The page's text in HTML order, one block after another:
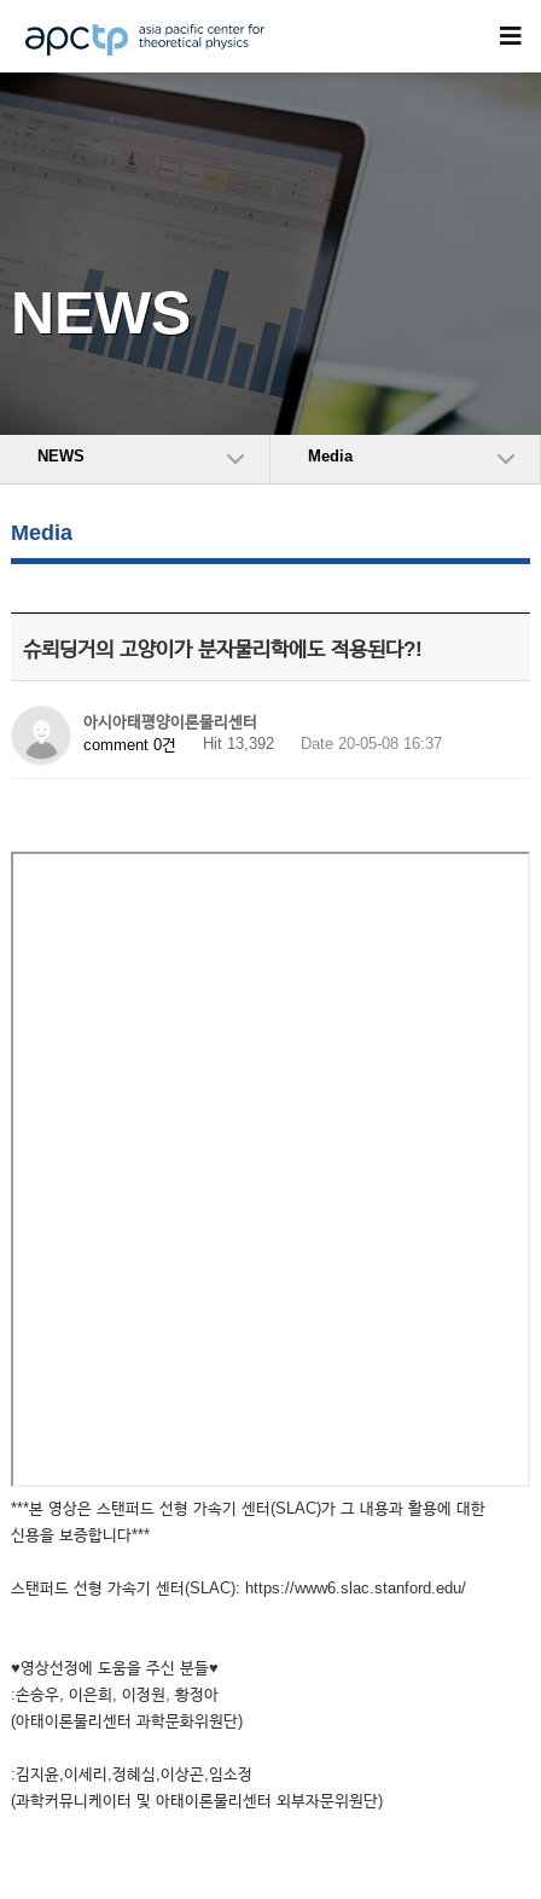
NEWS
NEWS Media
Media
슈뢰딩거의 고양이가 분자물리학에도 적용된다?!
아시아태평양이론물리센터
comment 0건
Hit 13,392 Date 20-05-08 16:37
***본 영상은 스탠퍼드 선형 가속기 센터(SLAC)가 그 내용과 활용에 대한
신용을 보증합니다***
스탠퍼드 선형 가속기 센터(SLAC): https://www6.slac.stanford.edu/
♥영상선정에 도움을 주신 분들♥
:손승우, 이은희, 이정원, 황정아
(아태이론물리센터 과학문화위원단)
:김지윤,이세리,정혜심,이상곤,임소정
(과학커뮤니케이터 및 아태이론물리센터 외부자문위원단)